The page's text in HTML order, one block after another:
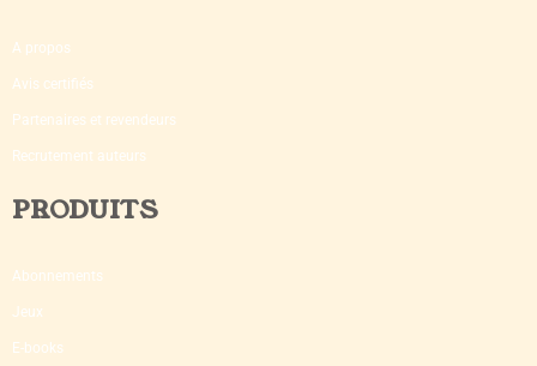
A propos
Avis certifiés
Partenaires et revendeurs
Recrutement auteurs
PRODUITS
Abonnements
Jeux
E-books